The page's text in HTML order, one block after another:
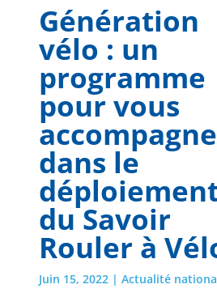
Génération
vélo : un
programme
pour vous
dans le
du Savoir
Rouler à
Juin 15, 2022| Actualité